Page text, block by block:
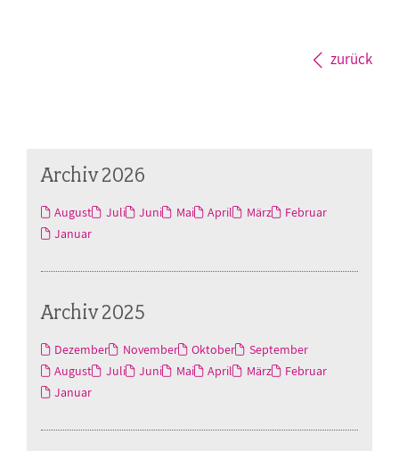
zurück
Archiv 2026
August Juli Juni Mai April März
Februar
Januar
Archiv 2025
Dezember November Oktober
September
August
Juli Juni Mai April März
Februar
Januar